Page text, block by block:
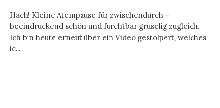
Hach! Kleine Atempause für zwischendurch –
beeindruckend schön und furchtbar gruselig zugleich.
Ich bin heute erneut über ein Video gestolpert, welches
ic...